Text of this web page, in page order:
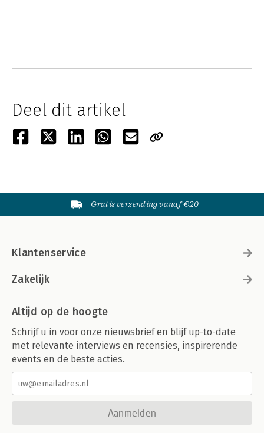
Deel dit artikel
Gratis verzending vanaf €20
Klantenservice
Zakelijk
Altijd op de hoogte
Schrijf u in voor onze nieuwsbrief en blijf up-to-date
met relevante interviews en recensies, inspirerende
events en de beste acties.
Aanmelden